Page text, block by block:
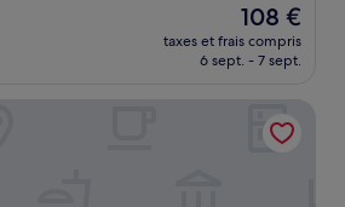
Le
nouveau
prix
de
108 €
108 €
taxes et frais compris
6 sept. - 7 sept.